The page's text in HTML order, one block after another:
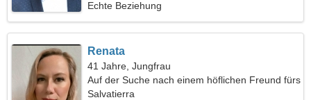
Echte Beziehung
Renata
41 Jahre, Jungfrau
Auf der Suche nach einem höflichen Freund fürs
Leben
Salvatierra